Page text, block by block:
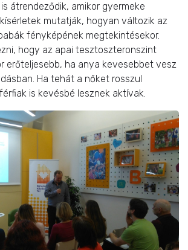
átrendeződik, amikor gyermeke
mutatják, hogyan változik az
fényképének megtekintésekor.
hogy az apai tesztoszteronszint
erőteljesebb, ha anya kevesebbet vesz
Ha tehát a nőket rosszul
is kevésbé lesznek aktívak.